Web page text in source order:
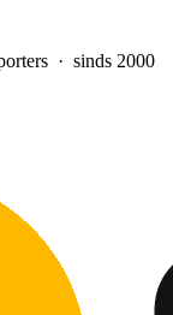
· sinds 2000